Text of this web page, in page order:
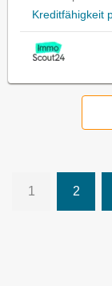
Kreditfähigkeit
1 2